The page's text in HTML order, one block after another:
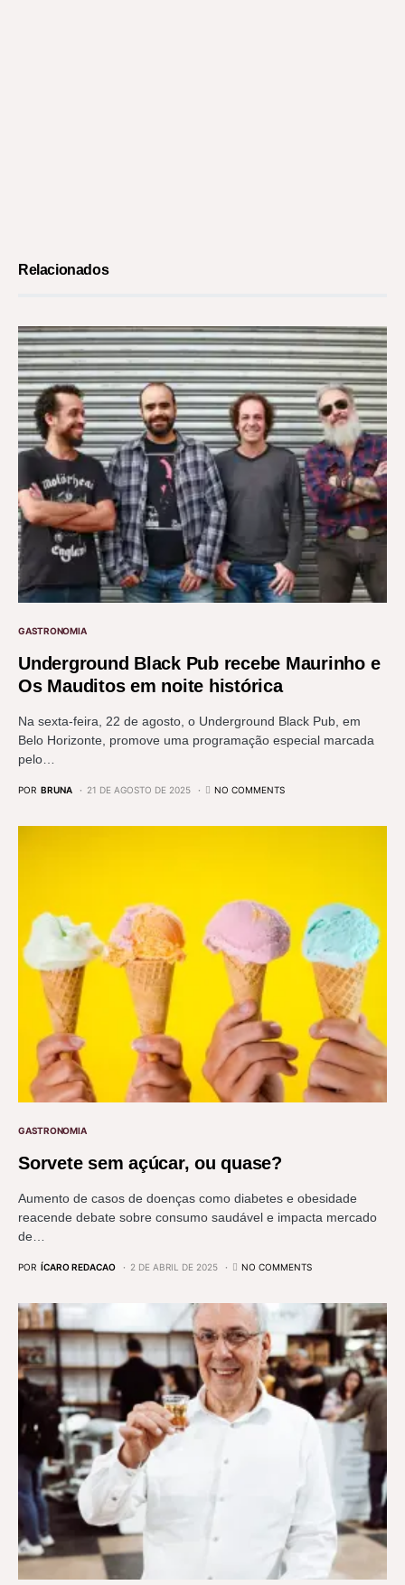
Relacionados
GASTRONOMIA
Underground Black Pub recebe Maurinho e
Os Mauditos em noite histórica
Na sexta-feira, 22 de agosto, o Underground Black Pub, em
Belo Horizonte, promove uma programação especial marcada
pelo…
POR BRUNA 21 DE AGOSTO DE 2025 NO COMMENTS
GASTRONOMIA
Sorvete sem açúcar, ou quase?
Aumento de casos de doenças como diabetes e obesidade
reacende debate sobre consumo saudável e impacta mercado
de…
POR ÍCARO REDACAO 2 DE ABRIL DE 2025 NO COMMENTS